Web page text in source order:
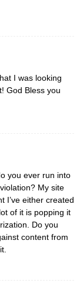
I was looking
God Bless you
you ever run into
My site
I’ve either created
of it is popping it
Do you
content from